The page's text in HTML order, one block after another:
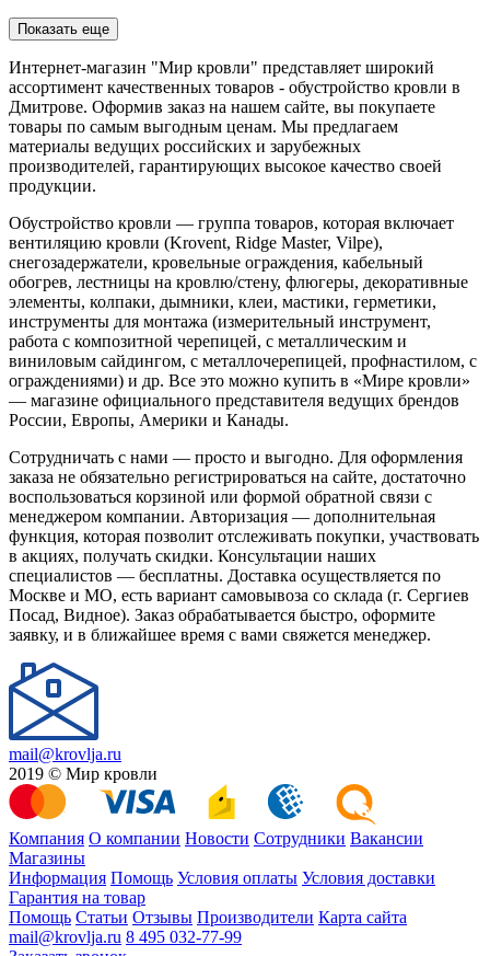
Показать еще
Интернет-магазин "Мир кровли" представляет широкий
ассортимент качественных товаров - обустройство кровли в
Дмитрове. Оформив заказ на нашем сайте, вы покупаете
товары по самым выгодным ценам. Мы предлагаем
материалы ведущих российских и зарубежных
производителей, гарантирующих высокое качество своей
продукции.
Обустройство кровли — группа товаров, которая включает
вентиляцию кровли (Krovent, Ridge Master, Vilpe),
снегозадержатели, кровельные ограждения, кабельный
обогрев, лестницы на кровлю/стену, флюгеры, декоративные
элементы, колпаки, дымники, клеи, мастики, герметики,
инструменты для монтажа (измерительный инструмент,
работа с композитной черепицей, с металлическим и
виниловым сайдингом, с металлочерепицей, профнастилом, с
ограждениями) и др. Все это можно купить в «Мире кровли»
— магазине официального представителя ведущих брендов
России, Европы, Америки и Канады.
Сотрудничать с нами — просто и выгодно. Для оформления
заказа не обязательно регистрироваться на сайте, достаточно
воспользоваться корзиной или формой обратной связи с
менеджером компании. Авторизация — дополнительная
функция, которая позволит отслеживать покупки, участвовать
в акциях, получать скидки. Консультации наших
специалистов — бесплатны. Доставка осуществляется по
Москве и МО, есть вариант самовывоза со склада (г. Сергиев
Посад, Видное). Заказ обрабатывается быстро, оформите
заявку, и в ближайшее время с вами свяжется менеджер.
mail@krovlja.ru
2019 © Мир кровли
Компания О компании Новости Сотрудники Вакансии
Магазины
Информация Помощь Условия оплаты Условия доставки
Гарантия на товар
Помощь Статьи Отзывы Производители Карта сайта
mail@krovlja.ru 8 495 032-77-99